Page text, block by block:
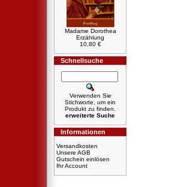
Madame Dorothea
Erzählung
10,80 €
Schnellsuche
Verwenden Sie
Stichworte, um ein
Produkt zu finden.
erweiterte Suche
Informationen
Versandkosten
Unsere AGB
Gutschein einlösen
Ihr Account